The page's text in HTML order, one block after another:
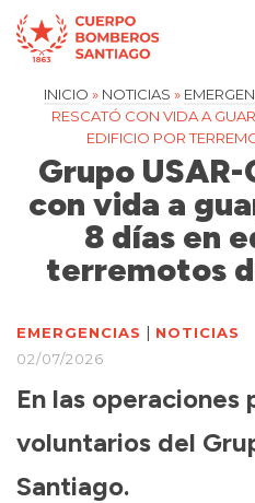
INICIO » NOTICIAS »
RESCATÓ CON VIDA A
EDIFICIO POR
Grupo
con vida a
8 días en
terremotos
EMERGENCIAS | NOTICIAS
02/07/2026
En las operaciones
voluntarios del
Santiago.